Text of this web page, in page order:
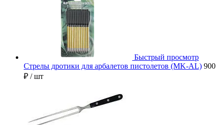
Быстрый просмотр
Стрелы дротики для арбалетов пистолетов (MK-AL) 900
₽ / шт